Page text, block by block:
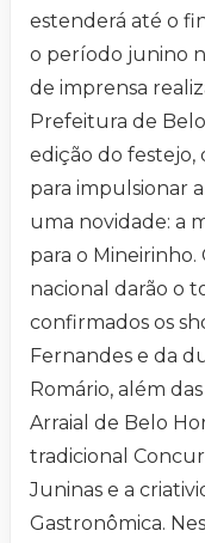
estenderá até o
o período junino
de imprensa
Prefeitura de
edição do festejo,
para impulsionar
uma novidade: a
para o Mineirinho.
nacional darão o
confirmados os
Fernandes e da
Romário, além
Arraial de Belo
tradicional
Juninas e a
Gastronômica.